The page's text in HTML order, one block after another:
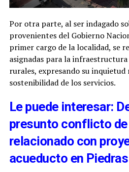
Por otra parte, al ser indagado
provenientes del Gobierno
primer cargo de la localidad, se
asignadas para la infraestructura
rurales, expresando su inquietud
sostenibilidad de los servicios.
Le puede interesar:
presunto conflicto
relacionado con
acueducto en Piedras